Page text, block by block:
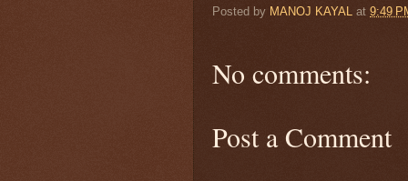
Posted by MANOJ KAYAL at 9:49
No comments:
Post a Comment